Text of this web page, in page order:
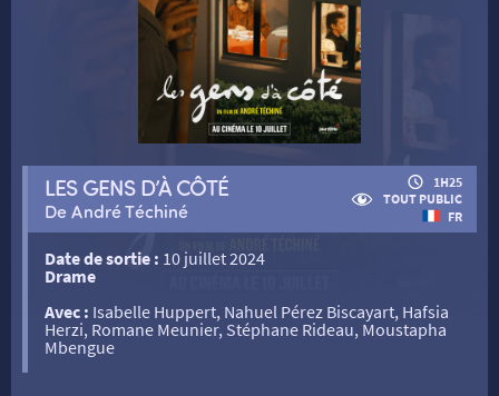
SÉANCES SPÉCIALES
RETOUR
RETOUR
RETOUR
RETOUR
TARIFS
LES GENS D’À CÔTÉ
De André Téchiné
1H25
TOUT PUBLIC
FR
Date de sortie : 10 juillet 2024
Drame
Avec : Isabelle Huppert, Nahuel Pérez Biscayart, Hafsia
Herzi, Romane Meunier, Stéphane Rideau, Moustapha
Mbengue